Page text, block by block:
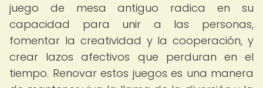
juego de mesa antiguo radica en su
capacidad para unir a las personas,
fomentar la creatividad y la cooperación, y
crear lazos afectivos que perduran en el
tiempo. Renovar estos juegos es una manera